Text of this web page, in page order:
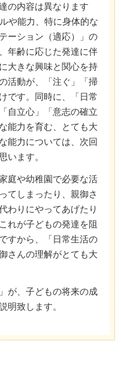
の内容は異なります
や能力、特に身体的な
ーション（適応）」の
年齢に応じた発達に伴
大きな興味と関心を持
活動が、「注ぐ」「掃
です。同時に、「日常
自立心」「意志の確立
能力を育む、とても大
能力については、次回
います。
庭や幼稚園で必要な活
てしまったり、親御さ
わりにやってあげたり
れが子どもの発達を阻
すから、「日常生活の
さんの理解がとても大
が、子どもの将来の成
明致します。